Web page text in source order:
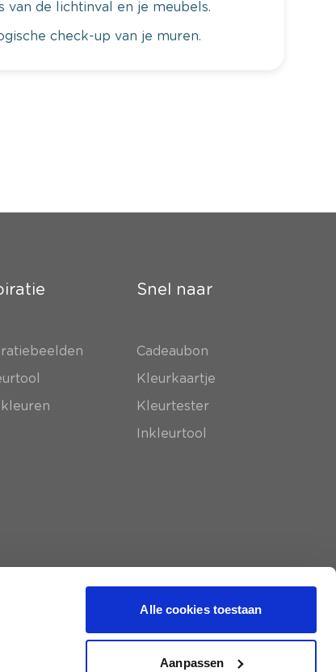
Alle cookies toestaan
Aanpassen
van de lichtinval en je meubels.
check-up van je muren.
Snel naar
Cadeaubon
Kleurkaartje
Kleurtester
Inkleurtool